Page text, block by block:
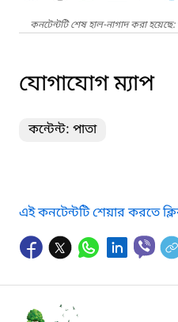
কনটেন্টটি শেষ হাল-নাগাদ করা
যোগাযোগ ম্যাপ
কন্টেন্ট: পাতা
এই কনটেন্টটি শেয়ার করতে